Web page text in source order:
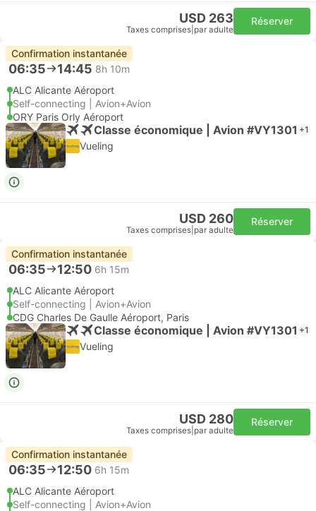
USD 263
Taxes comprises par adulte
Réserver
Confirmation instantanée
06:35 14:45 8h 10m
ALC Alicante Aéroport
Self-connecting | Avion+Avion
ORY Paris Orly Aéroport
Classe économique | Avion #VY1301 +1
Vueling
USD 260
Taxes comprises par adulte
Réserver
Confirmation instantanée
06:35 12:50 6h 15m
ALC Alicante Aéroport
Self-connecting | Avion+Avion
CDG Charles De Gaulle Aéroport, Paris
Classe économique | Avion #VY1301 +1
Vueling
USD 280
Taxes comprises par adulte
Réserver
Confirmation instantanée
06:35 12:50 6h 15m
ALC Alicante Aéroport
Self-connecting | Avion+Avion